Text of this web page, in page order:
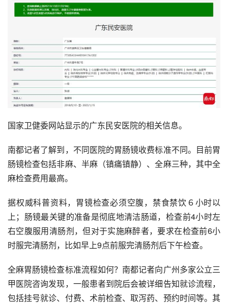
国家卫健委网站显示的广东民安医院的相关信息。
南都记者了解到，不同医院的胃肠镜收费标准不同。目前胃
肠镜检查包括非麻、半麻（镇痛镇静）、全麻三种，其中全
麻检查费用最高。
据权威科普资料， 胃镜检查必须空腹，禁食禁饮６小时以
上；肠镜最关键的准备是彻底地清洁肠道，检查前4小时左
右空腹服用清肠剂，但对于实施麻醉者，要求在检查前6小
时服完清肠剂，比如早上9点前服完清肠剂后下午检查。
全麻胃肠镜检查标准流程如何？南都记者向广州多家公立三
甲医院咨询发现，一般患者到院后会被详细告知就诊流程，
包括挂号就诊、付费、术前检查、取泻药、预约时间等。其